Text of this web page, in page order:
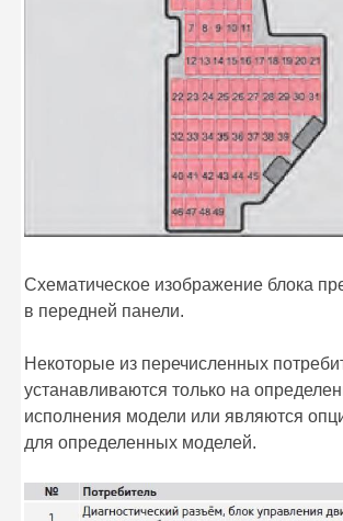
Схематическое изображение блока
в передней панели.
Некоторые из перечисленных
устанавливаются только на
исполнения модели или являются
для определенных моделей.